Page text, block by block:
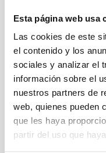
Esta página web usa
Las cookies de este
el contenido y los
sociales y analizar el
información sobre el
nuestros partners de
web, quienes pueden
que les haya
partir del uso que
Archivo
Agosto 2026(2)
Julio 2026 (7)
Junio 2026
Marzo 2026(2)
Febrero 2026 (3)
Diciembre 2025(2)
Noviembre 2025(1)
Octubre 2025(3)